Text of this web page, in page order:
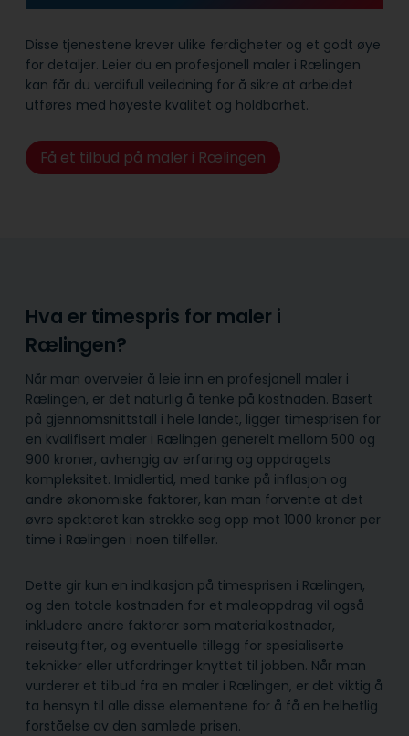
Disse tjenestene krever ulike ferdigheter og et godt øye
for detaljer. Leier du en profesjonell maler i Rælingen
kan får du verdifull veiledning for å sikre at arbeidet
utføres med høyeste kvalitet og holdbarhet.
Få et tilbud på maler i Rælingen
Hva er timespris for maler i
Rælingen?
Når man overveier å leie inn en profesjonell maler i
Rælingen, er det naturlig å tenke på kostnaden. Basert
på gjennomsnittstall i hele landet, ligger timesprisen for
en kvalifisert maler i Rælingen generelt mellom 500 og
900 kroner, avhengig av erfaring og oppdragets
kompleksitet. Imidlertid, med tanke på inflasjon og
andre økonomiske faktorer, kan man forvente at det
øvre spekteret kan strekke seg opp mot 1000 kroner per
time i Rælingen i noen tilfeller.
Dette gir kun en indikasjon på timesprisen i Rælingen,
og den totale kostnaden for et maleoppdrag vil også
inkludere andre faktorer som materialkostnader,
reiseutgifter, og eventuelle tillegg for spesialiserte
teknikker eller utfordringer knyttet til jobben. Når man
vurderer et tilbud fra en maler i Rælingen, er det viktig å
ta hensyn til alle disse elementene for å få en helhetlig
forståelse av den samlede prisen.